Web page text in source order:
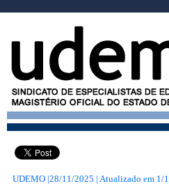
UDEMO |28/11/2025 | Atualizado em 1/